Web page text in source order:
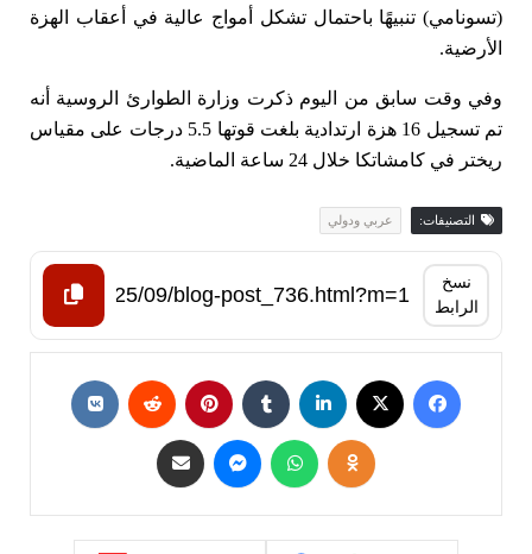
(تسونامي) تنبيهًا باحتمال تشكل أمواج عالية في أعقاب الهزة
الأرضية.
وفي وقت سابق من اليوم ذكرت وزارة الطوارئ الروسية أنه
تم تسجيل 16 هزة ارتدادية بلغت قوتها 5.5 درجات على مقياس
ريختر في كامشاتكا خلال 24 ساعة الماضية.
التصنيفات: عربي ودولي
نسخ
الرابط